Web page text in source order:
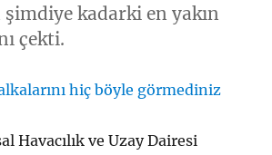
şimdiye kadarki en yakın
çekti.
Havacılık ve Uzay Dairesi